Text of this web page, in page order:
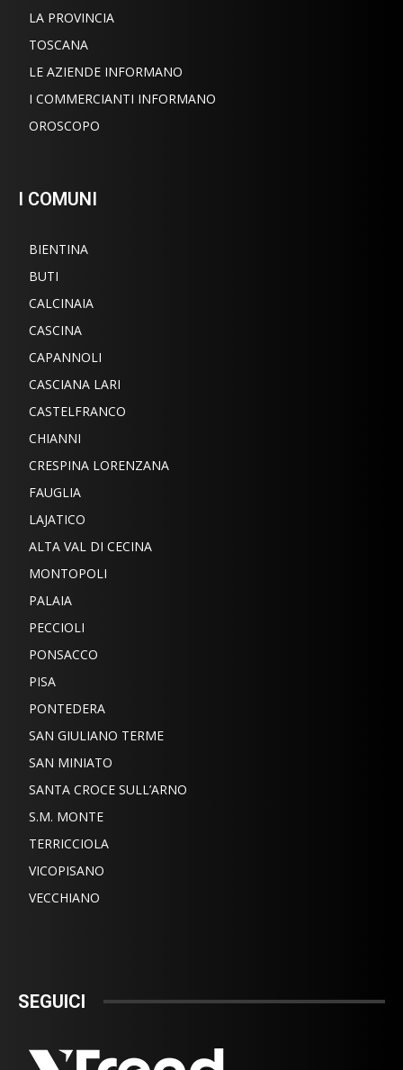
LA PROVINCIA
TOSCANA
LE AZIENDE INFORMANO
I COMMERCIANTI INFORMANO
OROSCOPO
I COMUNI
BIENTINA
BUTI
CALCINAIA
CASCINA
CAPANNOLI
CASCIANA LARI
CASTELFRANCO
CHIANNI
CRESPINA LORENZANA
FAUGLIA
LAJATICO
ALTA VAL DI CECINA
MONTOPOLI
PALAIA
PECCIOLI
PONSACCO
PISA
PONTEDERA
SAN GIULIANO TERME
SAN MINIATO
SANTA CROCE SULL’ARNO
S.M. MONTE
TERRICCIOLA
VICOPISANO
VECCHIANO
SEGUICI